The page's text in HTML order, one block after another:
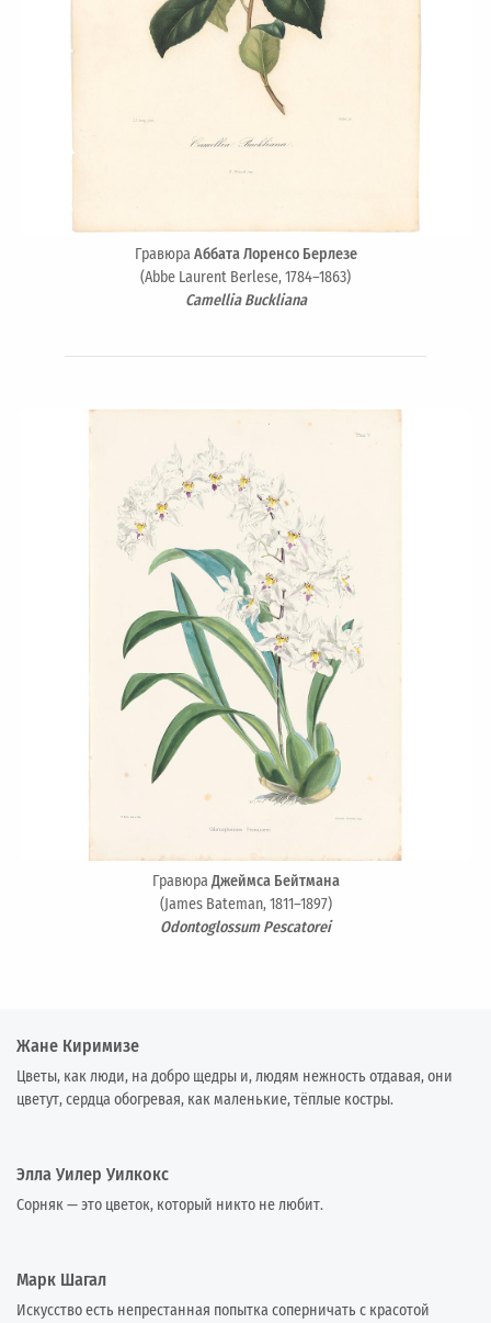
ГравюраАббата Лоренсо Берлезе
(Abbe Laurent Berlese, 1784–1863)
Camellia Buckliana
ГравюраДжеймса Бейтмана
(James Bateman, 1811–1897)
Odontoglossum Pescatorei
Жане Киримизе
Цветы, как люди, на добро щедры и, людям нежность отдавая, они
цветут, сердца обогревая, как маленькие, тёплые костры.
Элла Уилер Уилкокс
Сорняк — это цветок, который никто не любит.
Марк Шагал
Искусство есть непрестанная попытка соперничать с красотой